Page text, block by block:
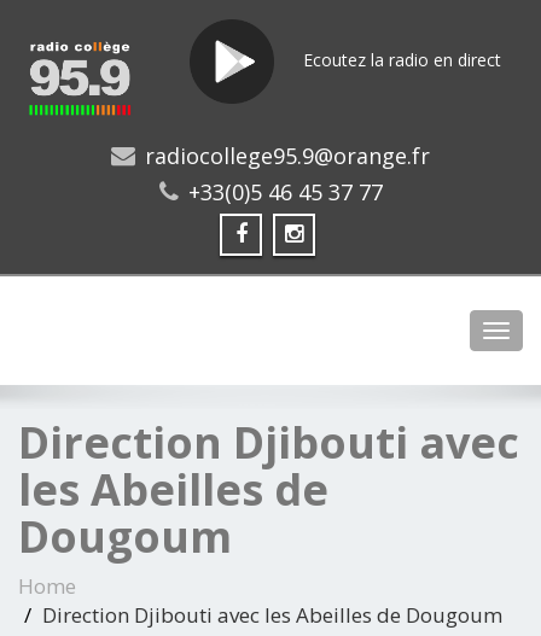
Ecoutez la radio en direct
radiocollege95.9@orange.fr
+33(0)5 46 45 37 77
Direction Djibouti avec
les Abeilles de
Dougoum
Home
Direction Djibouti avec les Abeilles de Dougoum